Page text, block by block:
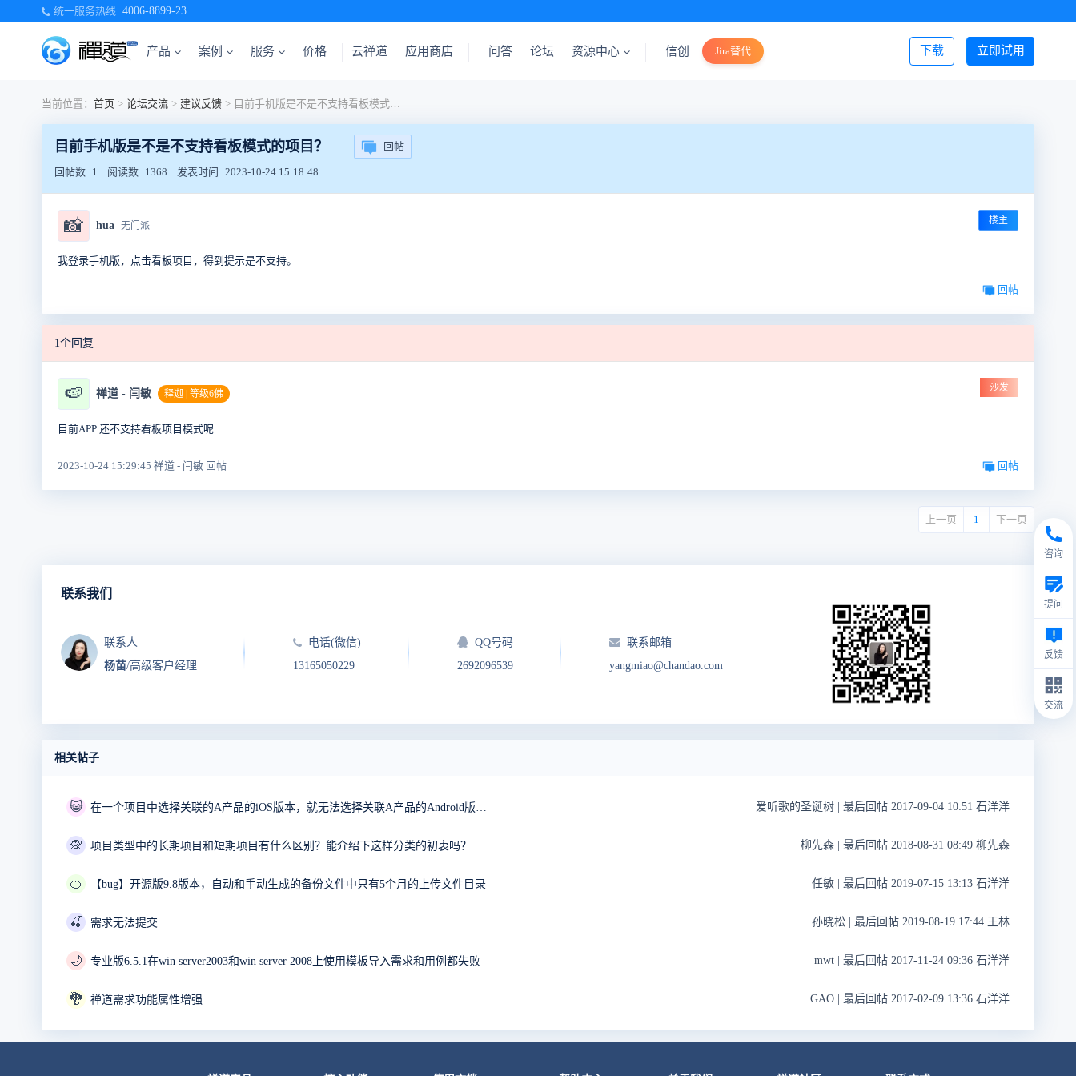
统一服务热线 4006-8899-23
产品 案例 服务 价格 立即试用
下载
云禅道 应用商店 问答 论坛 资源中心 信创 Jira替代 登录/注册
当前位置： 首页 > 论坛交流 > 建议反馈 > 目前手机版是不是不支持看板模式的项目？
目前手机版是不是不支持看板模式的项目？ 回帖
回帖数 1 阅读数 1368 发表时间 2023-10-24 15:18:48
📸 hua 无门派 楼主
我登录手机版，点击看板项目，得到提示是不支持。
回帖
1个回复
🍉 禅道 - 闫敏 释迦 | 等级6佛
沙发
目前APP 还不支持看板项目模式呢
2023-10-24 15:29:45 禅道 - 闫敏 回帖 回帖
上一页 1 下一页
联系我们
联系人
杨苗/高级客户经理
电话(微信)
13165050229
QQ号码
2692096539
联系邮箱
yangmiao@chandao.com
相关帖子
😺 在一个项目中选择关联的A产品的iOS版本，就无法选择关联A产品的Android版本。有遇到类似问题的没有？ 爱听歌的圣诞树 最后回帖 2017-09-04 10:51 石洋洋
🙊 项目类型中的长期项目和短期项目有什么区别？能介绍下这样分类的初衷吗？ 柳先森 最后回帖 2018-08-31 08:49 柳先森
🍊 【bug】开源版9.8版本，自动和手动生成的备份文件中只有5个月的上传文件目录 任敏 最后回帖 2019-07-15 13:13 石洋洋
🍒 需求无法提交 孙晓松 最后回帖 2019-08-19 17:44 王林
🌙 专业版6.5.1在win server2003和win server 2008上使用模板导入需求和用例都失败 mwt 最后回帖 2017-11-24 09:36 石洋洋
🐉 禅道需求功能属性增强 GAO 最后回帖 2017-02-09 13:36 石洋洋
咨询
提问
反馈
交流